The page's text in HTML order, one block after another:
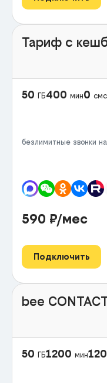
Тариф с
50 ГБ400 мин0 смс
безлимитные звонки
590 ₽/мес
Подключить
bee
50 ГБ1200 мин